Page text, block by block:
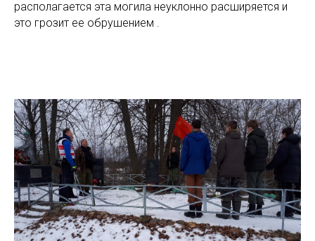
располагается эта могила неуклонно расширяется и
это грозит ее обрушением .